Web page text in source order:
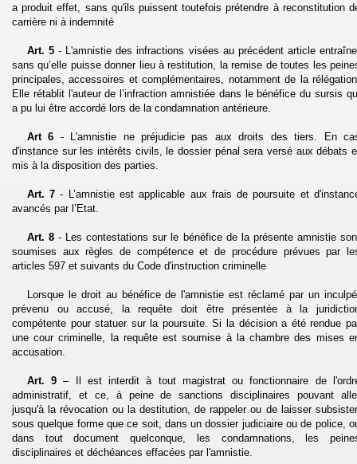
a produit effet, sans qu'ils puissent toutefois prétendre à reconstitution
carrière ni à indemnité
Art. 5 - L'amnistie des infractions visées au précédent article
sans qu’elle puisse donner lieu à restitution, la remise de toutes les
principales, accessoires et complémentaires, notamment de la rélégation
Elle rétablit l'auteur de l’infraction amnistiée dans le bénéfice du sursis
a pu lui être accordé lors de la condamnation antérieure.
Art 6 - L'amnistie ne préjudicie pas aux droits des tiers. En
d'instance sur les intérêts civils, le dossier pénal sera versé aux débats
mis à la disposition des parties.
Art. 7- L’amnistie est applicable aux frais de poursuite et
avancés par l’Etat.
Art. 8 - Les contestations sur le bénéfice de la présente amnistie
soumises aux règles de compétence et de procédure prévues par
articles 597 et suivants du Code d'instruction criminelle
Lorsque le droit au bénéfice de l'amnistie est réclamé par un
prévenu ou accusé, la requête doit être présentée à la
compétente pour statuer sur la poursuite. Si la décision a été rendue
une cour criminelle, la requête est soumise à la chambre des mises
accusation.
Art. 9 – Il est interdit à tout magistrat ou fonctionnaire de
administratif, et ce, à peine de sanctions disciplinaires pouvant
jusqu'à la révocation ou la destitution, de rappeler ou de laisser
sous quelque forme que ce soit, dans un dossier judiciaire ou de police,
dans tout document quelconque, les condamnations, les
disciplinaires et déchéances effacées par l'amnistie.